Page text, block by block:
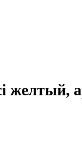
желтый,